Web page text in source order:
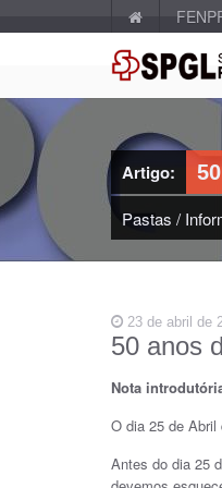
Artigo:
Pastas /
23 de abril de
50 anos
Nota
O dia 25 de
Antes do dia 25